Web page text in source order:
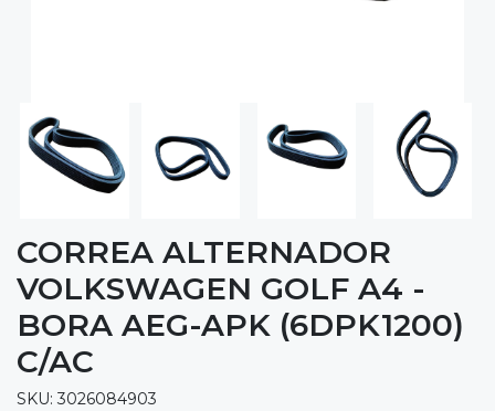
CORREA ALTERNADOR
VOLKSWAGEN GOLF A4 -
BORA AEG-APK (6DPK1200)
C/AC
SKU: 3026084903